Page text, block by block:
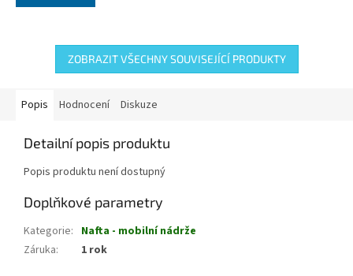
ZOBRAZIT VŠECHNY SOUVISEJÍCÍ PRODUKTY
Popis Hodnocení Diskuze
Detailní popis produktu
Popis produktu není dostupný
Doplňkové parametry
Kategorie: Nafta - mobilní nádrže
Záruka: 1 rok